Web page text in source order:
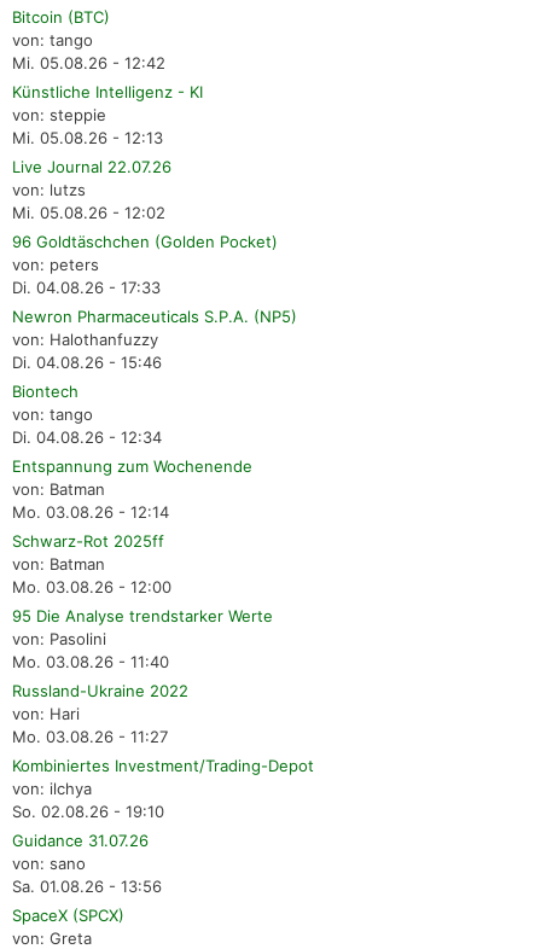
Bitcoin (BTC)
von: tango
Mi. 05.08.26 - 12:42
Künstliche Intelligenz - KI
von: steppie
Mi. 05.08.26 - 12:13
Live Journal 22.07.26
von: lutzs
Mi. 05.08.26 - 12:02
96 Goldtäschchen (Golden Pocket)
von: peters
Di. 04.08.26 - 17:33
Newron Pharmaceuticals S.P.A. (NP5)
von: Halothanfuzzy
Di. 04.08.26 - 15:46
Biontech
von: tango
Di. 04.08.26 - 12:34
Entspannung zum Wochenende
von: Batman
Mo. 03.08.26 - 12:14
Schwarz-Rot 2025ff
von: Batman
Mo. 03.08.26 - 12:00
95 Die Analyse trendstarker Werte
von: Pasolini
Mo. 03.08.26 - 11:40
Russland-Ukraine 2022
von: Hari
Mo. 03.08.26 - 11:27
Kombiniertes Investment/Trading-Depot
von: ilchya
So. 02.08.26 - 19:10
Guidance 31.07.26
von: sano
Sa. 01.08.26 - 13:56
SpaceX (SPCX)
von: Greta